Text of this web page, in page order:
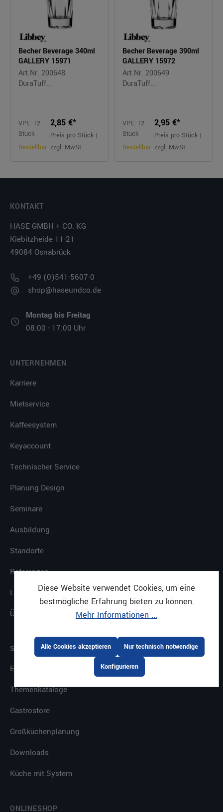
Becher Beverage 340ml
GALLERY 15971
Art.Nr. 200648
DuraTuff...
VPE: 12
Stück
Bestellbar
2,85 €*
Preis pro Stück |
zzgl. MwSt.
Becher Beverage 390ml
GALLERY 15972
Art.Nr. 200649
DuraTuff...
VPE: 12
Stück
Bestellbar
2,95 €*
Preis pro Stück |
zzgl. MwSt.
KONTAKT
HASE GMBH + CO. KG
Kiebitzheide 11-21
49084 Osnabrück
+49 (0)541-5607-0
shop@haseundco.de
Montag bis Freitag
08:00 - 17:00 Uhr
UNTERNEHMEN
Karriere
Mietservice
Kaffeesystem
Keyaccount
Technischer Service
Planung Design
Seminare
Ausbildung
Standorte
Referenzen
Leistungen
Über uns
SERVICE
E-Procurement
Themenkataloge
Gastrostore
Großküchenplanung
Downloads
Küche mit System
ONLINESHOP
Diese Website verwendet Cookies, um eine
bestmögliche Erfahrung bieten zu können.
Mehr Informationen ...
Nur technisch notwendige
Konfigurieren
Alle Cookies akzeptieren